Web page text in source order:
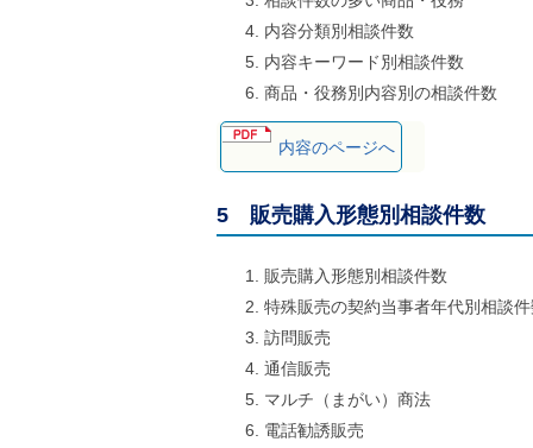
内容分類別相談件数
内容キーワード別相談件数
商品・役務別内容別の相談件数
内容のページへ
5 販売購入形態別相談件数
販売購入形態別相談件数
特殊販売の契約当事者年代別相談
訪問販売
通信販売
マルチ（まがい）商法
電話勧誘販売